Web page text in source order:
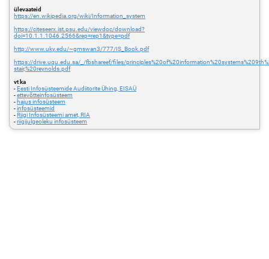
ülevaateid
https://en.wikipedia.org/wiki/Information_system
https://citeseerx.ist.psu.edu/viewdoc/download?
doi=10.1.1.1046.2566&rep=rep1&type=pdf
http://www.uky.edu/~gmswan3/777/IS_Book.pdf
https://drive.uqu.edu.sa/_/fbshareef/files/
stair,%20reynolds.pdf
vt ka
-Eesti Infosüsteemide Audiitorite Ühing, EISAÜ
-ettevõtteinfosüsteem
- hajus infosüsteem
-infosüsteemid
-Riigi Infosüsteemi amet, RIA
-riigijulgeoleku infosüsteem